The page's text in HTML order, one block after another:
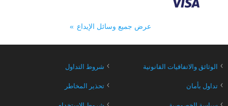
عرض جميع وسائل الإيداع
› الوثائق والاتفاقيات القانونية › شروط التداول
› تداول بأمان › تحذير المخاطر